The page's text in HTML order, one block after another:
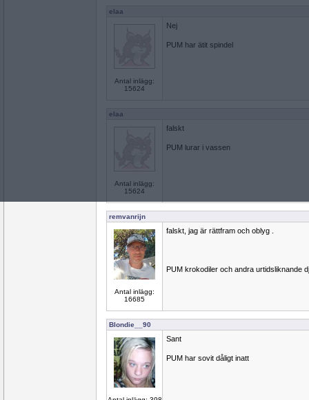
elaa
Antal inlägg:
15624
Nej
PUM har ätit spindel
elaa
Antal inlägg:
15624
falskt
PUM lurar i vassen
remvanrijn
Antal inlägg:
16685
falskt, jag är rättfram och oblyg .
PUM krokodiler och andra urtidsliknande
Blondie__90
Sant
PUM har sovit dåligt inatt